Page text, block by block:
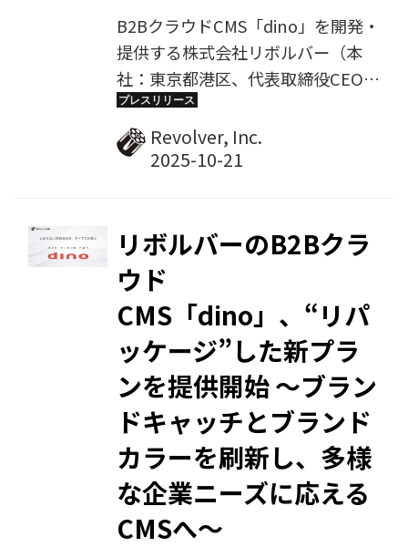
B2BクラウドCMS「dino」を開発・
提供する株式会社リボルバー（本
社：東京都港区、代表取締役CEO
兼 CTO：松本 庄司、以下リボルバ
ー）は、年度末に向けた企業サイト
のリニューアル準備期にあわせ、
まで延長いたします。年度末リニュ
ーアルに向けた検討が本格化するこ
の時期は、CMSの選定が活発になる
タイミングです。本キャンペーンを
通じて、企業の円滑な導入を後押し
します。
Revolver, Inc.
リボルバーのB2Bクラ
ウド
CMS「dino」、“リパ
ッケージ”した新プラ
ンを提供開始 〜ブラン
ドキャッチとブランド
カラーを刷新し、多様
な企業ニーズに応える
CMSへ〜